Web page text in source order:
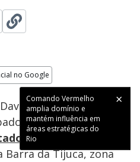
no Google
Comando Vermelho
amplia domínio e
mantém influência em
áreas estratégicas do
Rio
Bruno Nogueira
(19) pelo
contra obicheiro
Barra da Tijuca, zona